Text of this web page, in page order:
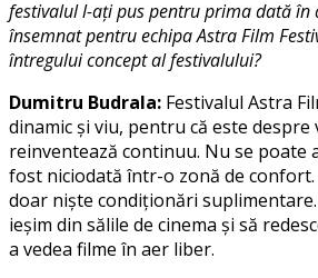
festivalul l-aţi pus pentru prima dată în
însemnat pentru echipa Astra Film
întregului concept al festivalului?
Dumitru Budrala: Festivalul Astra
dinamic şi viu, pentru că este despre
reinventează continuu. Nu se poate
fost niciodată într-o zonă de confort.
doar nişte condiţionări
ieşim din sălile de cinema şi să
a vedea filme în aer liber.